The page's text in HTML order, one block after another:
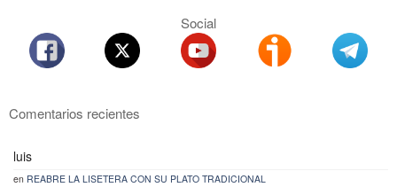
Social
Comentarios recientes
luis
en REABRE LA LISETERA CON SU PLATO TRADICIONAL